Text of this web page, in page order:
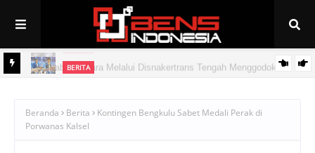
Pemkab Muratara Melalui Disnakertrans Tengah Menggodok
BERITA
Beranda Berita
Kontingen Bengkulu Sabet Medali Perak di
Porwanas Kalsel